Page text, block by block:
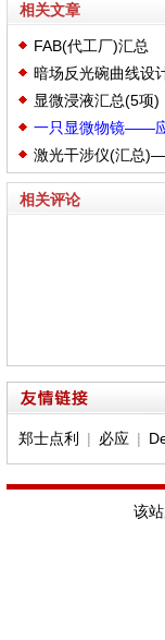
相关文章
FAB(代工厂)汇总
暗场反光碗曲线设
显微浸液汇总(5项)
一只显微物镜——
激光干涉仪(汇总
相关评论
郑士点利 | 必应 |
该